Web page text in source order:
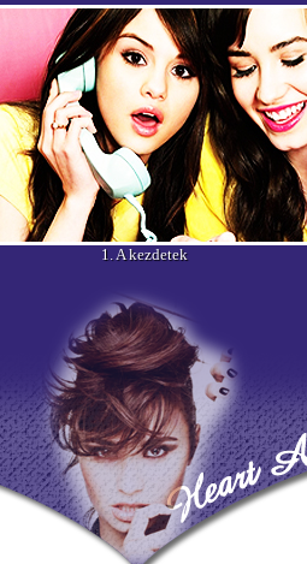
1. A kezdetek